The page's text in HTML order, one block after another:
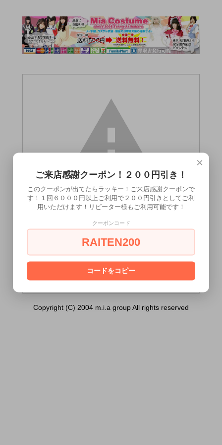
ラル）は18歳未満の方には販売できませ
[ はい ] [ いいえ ]
Copyright (C) 2004 m.i.a group All rights reserved
×
ご来店感謝クーポン！２００円引き！
このクーポンが出てたらラッキー！ご来店感謝クーポンで
す！１回６０００円以上ご利用で２００円引きとしてご利
用いただけます！リピーター様もご利用可能です！
クーポンコード
RAITEN200
コードをコピー